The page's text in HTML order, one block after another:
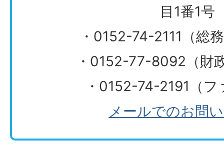
目1番1号
・0152-74-2111（総
・0152-77-8092（財
・0152-74-2191（
メールでのお問